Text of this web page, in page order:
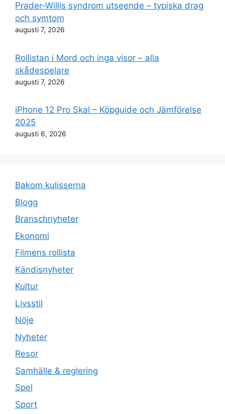
Prader-Willis syndrom utseende – typiska drag
och symtom
augusti 7, 2026
Rollistan i Mord och inga visor – alla
skådespelare
augusti 7, 2026
iPhone 12 Pro Skal – Köpguide och Jämförelse
2025
augusti 6, 2026
Bakom kulisserna
Blogg
Branschnyheter
Ekonomi
Filmens rollista
Kändisnyheter
Kultur
Livsstil
Nöje
Nyheter
Resor
Samhälle & reglering
Spel
Sport